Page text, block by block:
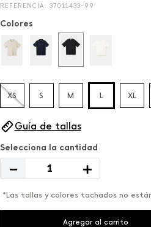
REFERENCIA : 37011433-99
Colores
XS S M L XL
Guía de tallas
＋
－
*Las tallas y colores tachados no
Agregar al carrito